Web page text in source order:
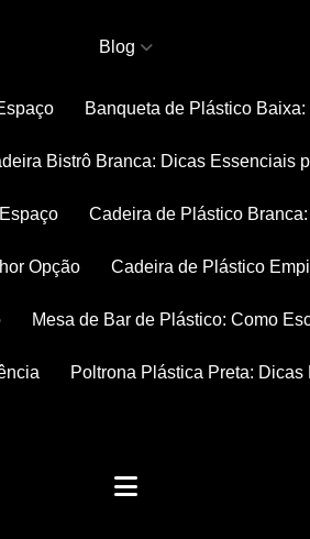
Blog
Banqueta de Plástico
Bistrô Branca: Dicas Essenciais
Cadeira de Plástico
Opção Cadeira de Plástico
Mesa de Bar de Plástico: Como
Poltrona Plástica Preta: